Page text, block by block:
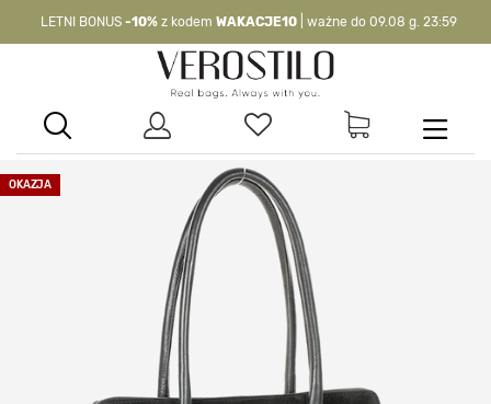
LETNI BONUS -10% z kodem WAKACJE10 | ważne do 09.08 g. 23:59
WAKACJE10| nie dotyczy produktów z flagą OKAZJA >
OKAZJA